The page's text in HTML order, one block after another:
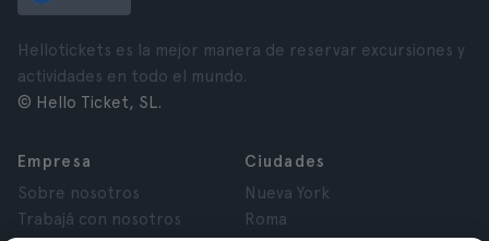
Hellotickets es la mejor manera de reservar excursiones y
actividades en todo el mundo.
© Hello Ticket, SL.
Empresa
Sobre nosotros
Trabajá con nosotros
Ciudades
Nueva York
Roma